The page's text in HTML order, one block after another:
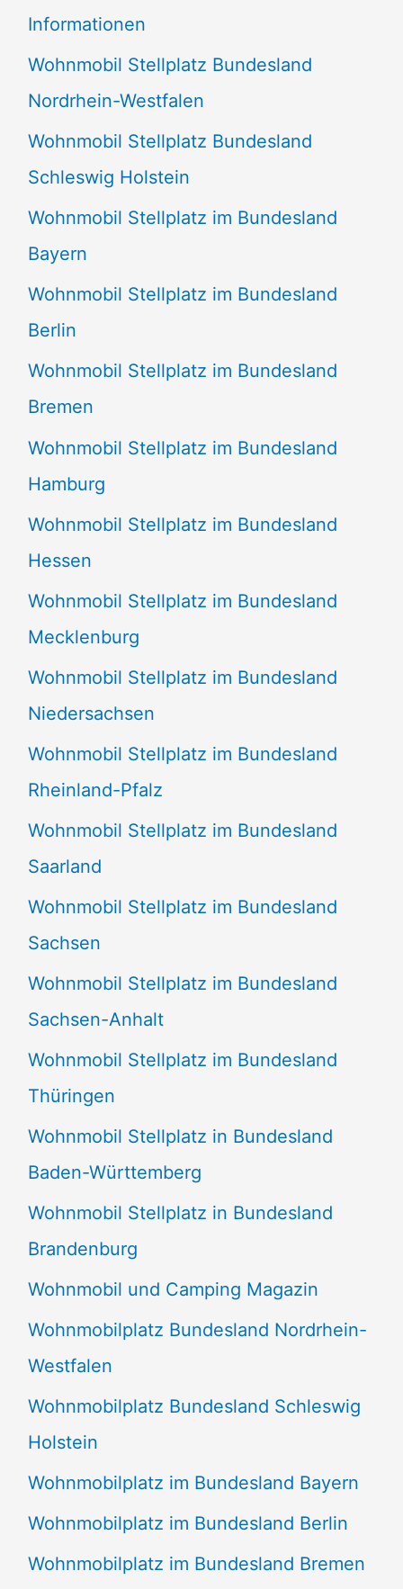
n
n
a
c
h
:
Informationen
Wohnmobil Stellplatz Bundesland
Nordrhein-Westfalen
Wohnmobil Stellplatz Bundesland
Schleswig Holstein
Wohnmobil Stellplatz im Bundesland
Bayern
Wohnmobil Stellplatz im Bundesland
Berlin
Wohnmobil Stellplatz im Bundesland
Bremen
Wohnmobil Stellplatz im Bundesland
Hamburg
Wohnmobil Stellplatz im Bundesland
Hessen
Wohnmobil Stellplatz im Bundesland
Mecklenburg
Wohnmobil Stellplatz im Bundesland
Niedersachsen
Wohnmobil Stellplatz im Bundesland
Rheinland-Pfalz
Wohnmobil Stellplatz im Bundesland
Saarland
Wohnmobil Stellplatz im Bundesland
Sachsen
Wohnmobil Stellplatz im Bundesland
Sachsen-Anhalt
Wohnmobil Stellplatz im Bundesland
Thüringen
Wohnmobil Stellplatz in Bundesland
Baden-Württemberg
Wohnmobil Stellplatz in Bundesland
Brandenburg
Wohnmobil und Camping Magazin
Wohnmobilplatz Bundesland Nordrhein-
Westfalen
Wohnmobilplatz Bundesland Schleswig
Holstein
Wohnmobilplatz im Bundesland Bayern
Wohnmobilplatz im Bundesland Berlin
Wohnmobilplatz im Bundesland Bremen